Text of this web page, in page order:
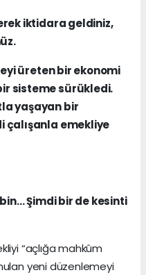
iktidara geldiniz,
üreten bir ekonomi
sisteme sürükledi.
yaşayan bir
çalışanla emekliye
bin… Şimdi bir de kesinti
“açlığa mahkûm
yeni düzenlemeyi